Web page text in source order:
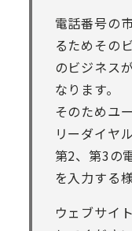
電話番号の
るためその
のビジネス
なります。
そのためユ
リーダイヤ
第2、第3の
を入力する
ウェブサイ